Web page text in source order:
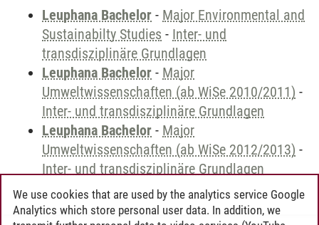
Leuphana Bachelor - Major Environmental and
Sustainabilty Studies - Inter- und
transdisziplinäre Grundlagen
Leuphana Bachelor - Major
Umweltwissenschaften (ab WiSe 2010/2011) -
Inter- und transdisziplinäre Grundlagen
Leuphana Bachelor - Major
Umweltwissenschaften (ab WiSe 2012/2013) -
Inter- und transdisziplinäre Grundlagen
We use cookies that are used by the analytics service Google
Analytics which store personal user data. In addition, we